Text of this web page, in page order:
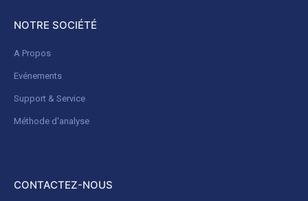
NOTRE SOCIÉTÉ
A Propos
Evénements
Support & Service
Méthode d'analyse
CONTACTEZ-NOUS